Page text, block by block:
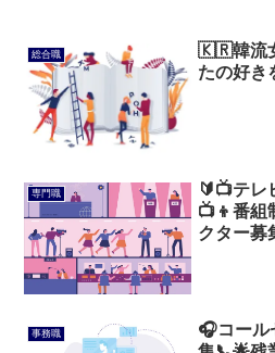
総合職
🇰🇷韓流
たの好き
専門職
🔰📺テレ
📺👦番組
クター募
事務職
🎧コール